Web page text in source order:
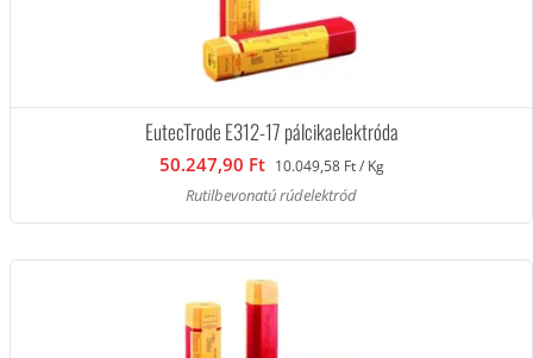
EutecTrode E312-17 pálcikaelektróda
50.247,90 Ft 10.049,58 Ft / Kg
Rutilbevonatú rúdelektród